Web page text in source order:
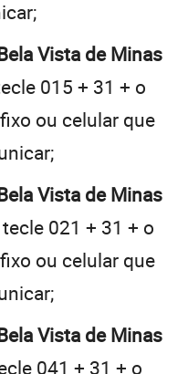
Vista de Minas
015 + 31 + o
ou celular que
Vista de Minas
tecle 021 + 31 + o
ou celular que
Vista de Minas
041 + 31 + o